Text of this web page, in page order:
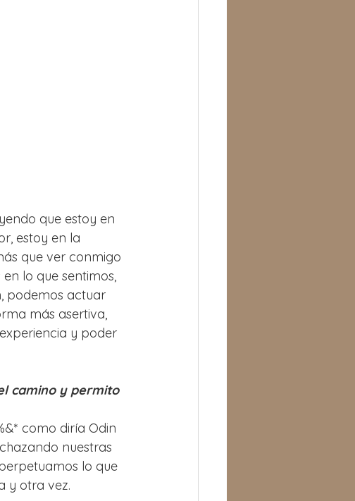
que estoy en
estoy en la
que ver conmigo
lo que sentimos,
podemos actuar
más asertiva,
y poder
camino y permito
como diría Odin
nuestras
lo que
y otra vez.